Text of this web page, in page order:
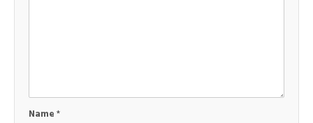
Name*